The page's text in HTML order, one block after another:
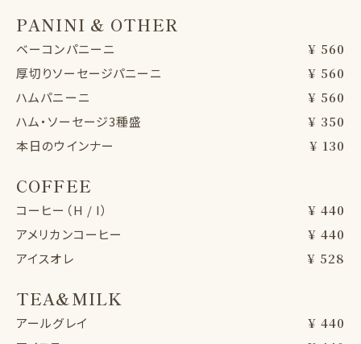
PANINI & OTHER
ベーコンパニーニ
厚切りソーセージパニーニ
ハムパニーニ
ハム・ソーセージ3種盛
本日のウインナー
¥ 560
¥ 560
¥ 560
¥ 350
¥ 130
COFFEE
コーヒー（H / I）
アメリカンコーヒー
アイスオレ
¥ 440
¥ 440
¥ 528
TEA&MILK
アールグレイ
¥ 440